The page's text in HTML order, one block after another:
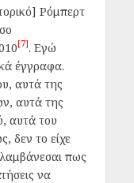
Ρόμπερτ
[7]. Εγώ
έγγραφα.
αυτά της
αυτά της
αυτά του
δεν το είχε
πως
να